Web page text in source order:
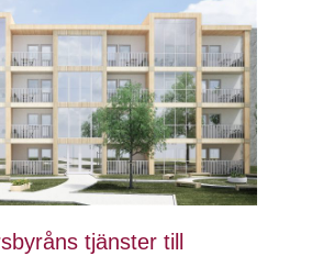
tjänster till